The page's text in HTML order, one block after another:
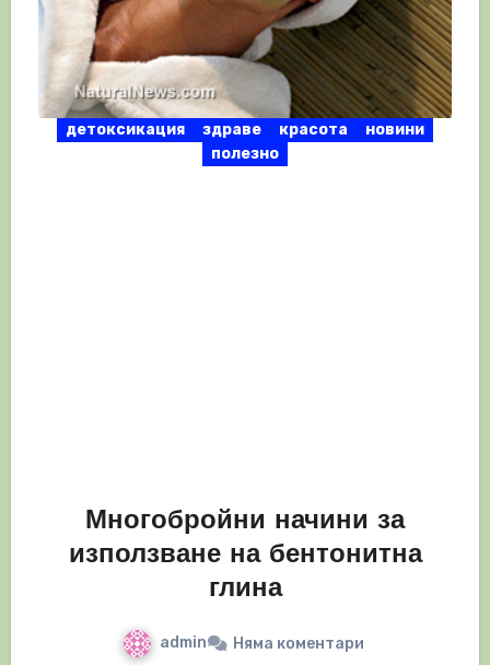
детоксикация здраве красота
новини
полезно
Многобройни начини за
използване на бентонитна
глина
admin Няма коментари